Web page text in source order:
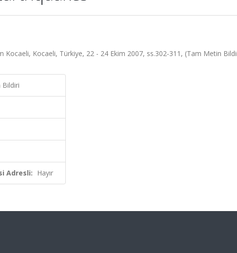
Kocaeli, Kocaeli, Türkiye, 22 - 24 Ekim 2007, ss.302-311, (Tam Metin
Adresli: Hayır